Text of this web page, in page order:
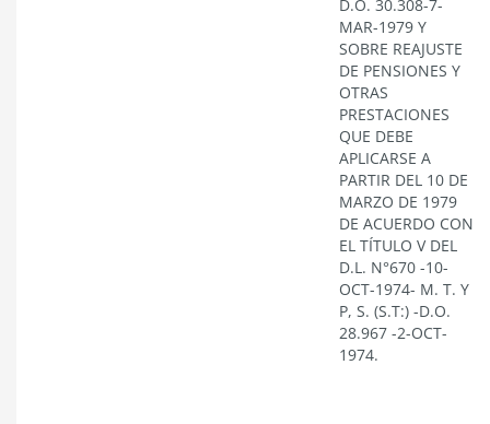
D.O. 30.308-7-
MAR-1979 Y
SOBRE REAJUSTE
DE PENSIONES Y
OTRAS
PRESTACIONES
QUE DEBE
APLICARSE A
PARTIR DEL 10 DE
MARZO DE 1979
DE ACUERDO CON
EL TÍTULO V DEL
D.L. N°670 -10-
OCT-1974- M. T. Y
P, S. (S.T:) -D.O.
28.967 -2-OCT-
1974.